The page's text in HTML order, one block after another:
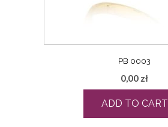
PB 0003
0,00 zł
ADD TO CART